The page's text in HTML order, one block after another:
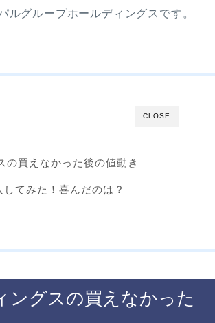
ルグループホールディングスです。
CLOSE
買えなかった後の値動き
てみた！喜んだのは？
グスの買えなかった